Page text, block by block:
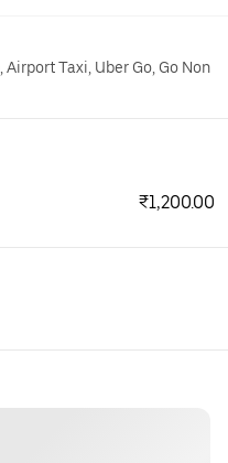
Taxi, Uber Go, Go Non
₹1,200.00